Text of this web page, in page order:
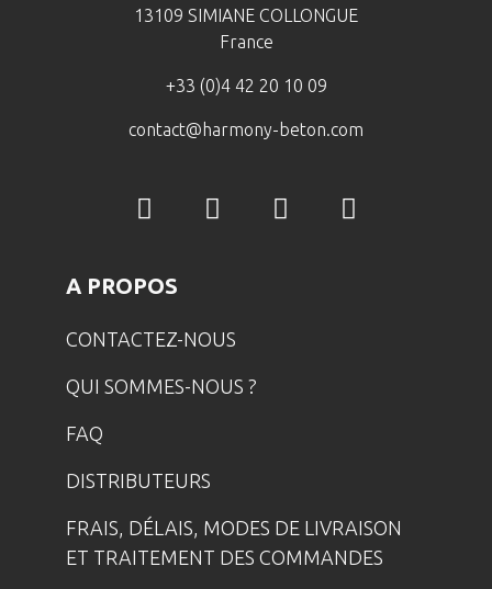
13109 SIMIANE COLLONGUE
France
+33 (0)4 42 20 10 09
contact@harmony-beton.com
A PROPOS
CONTACTEZ-NOUS
QUI SOMMES-NOUS ?
FAQ
DISTRIBUTEURS
FRAIS, DÉLAIS, MODES DE LIVRAISON
ET TRAITEMENT DES COMMANDES